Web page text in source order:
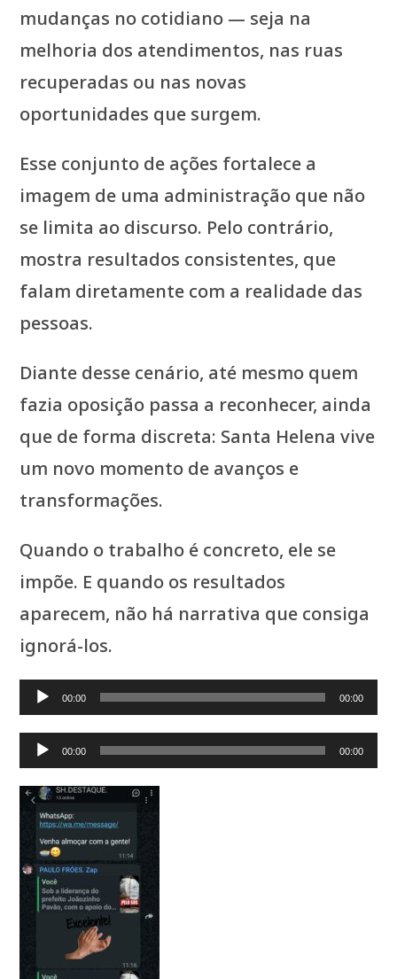
mudanças no cotidiano — seja na
melhoria dos atendimentos, nas ruas
recuperadas ou nas novas
oportunidades que surgem.
Esse conjunto de ações fortalece a
imagem de uma administração que não
se limita ao discurso. Pelo contrário,
mostra resultados consistentes, que
falam diretamente com a realidade das
pessoas.
Diante desse cenário, até mesmo quem
fazia oposição passa a reconhecer, ainda
que de forma discreta: Santa Helena vive
um novo momento de avanços e
transformações.
Quando o trabalho é concreto, ele se
impõe. E quando os resultados
aparecem, não há narrativa que consiga
ignorá-los.
Tocador
áudio
00:00 00:00
Tocador
áudio
00:00 00:00